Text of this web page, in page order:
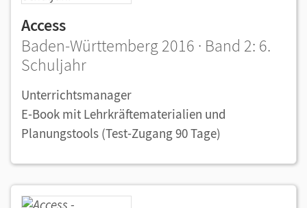
Access
Baden-Württemberg 2016 · Band 2: 6.
Schuljahr
Unterrichtsmanager
E-Book mit Lehrkräftematerialien und
Planungstools (Test-Zugang 90 Tage)